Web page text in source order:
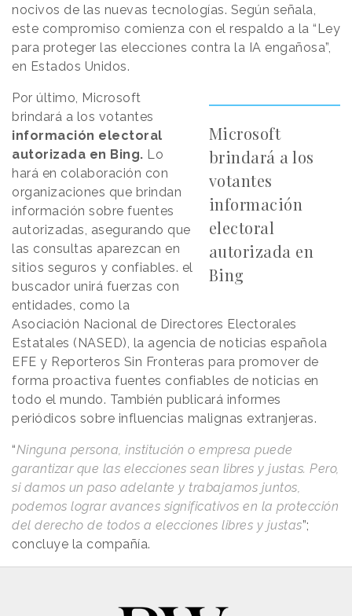
nocivos de las nuevas tecnologías. Según señala,
este compromiso comienza con el respaldo a la “Ley
para proteger las elecciones contra la IA engañosa”,
en Estados Unidos.
Microsoft
brindará a los
votantes
información
electoral
autorizada en
Bing
Por último, Microsoft
brindará a los votantes
información electoral
autorizada en Bing. Lo
hará en colaboración con
organizaciones que brindan
información sobre fuentes
autorizadas, asegurando que
las consultas aparezcan en
sitios seguros y confiables. el
buscador unirá fuerzas con
entidades, como la
Asociación Nacional de Directores Electorales
Estatales (NASED), la agencia de noticias española
EFE y Reporteros Sin Fronteras para promover de
forma proactiva fuentes confiables de noticias en
todo el mundo. También publicará informes
periódicos sobre influencias malignas extranjeras.
“Ninguna persona, institución o empresa puede
garantizar que las elecciones sean libres y justas. Pero,
si damos un paso adelante y trabajamos juntos,
podemos lograr avances significativos en la protección
del derecho de todos a elecciones libres y justas”;
concluye la compañía.